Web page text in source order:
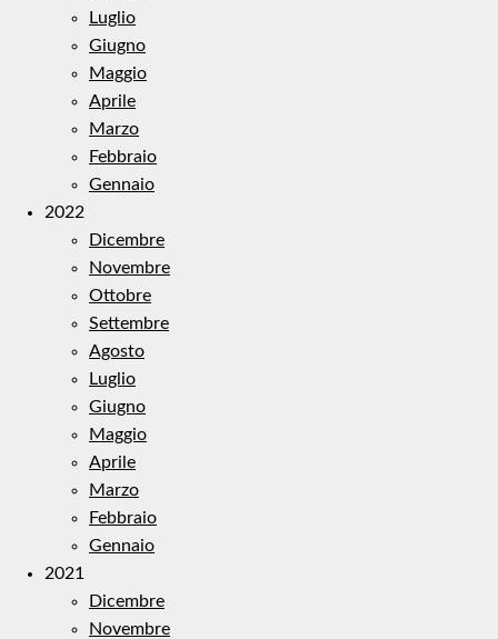
Luglio
Giugno
Maggio
Aprile
Marzo
Febbraio
Gennaio
2022
Dicembre
Novembre
Ottobre
Settembre
Agosto
Luglio
Giugno
Maggio
Aprile
Marzo
Febbraio
Gennaio
2021
Dicembre
Novembre